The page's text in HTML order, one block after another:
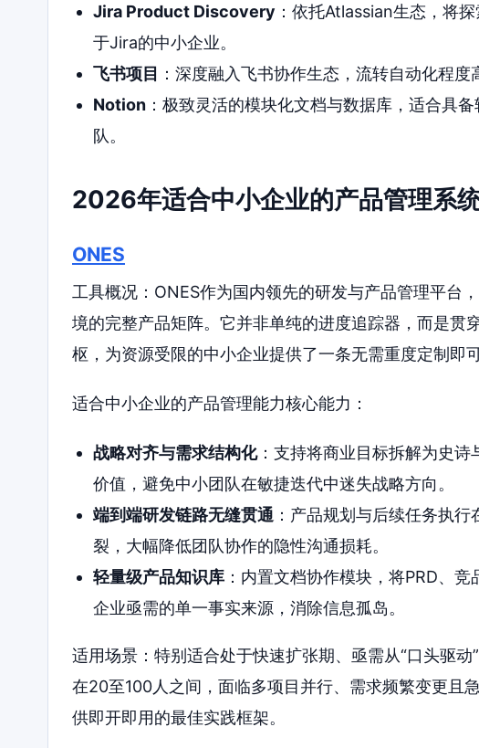
Jira Product Discovery ：依托Atlassian生态，将
于Jira的中小企业。
飞书项目
：深度融入飞书协作生态，流转自动化程
Notion：极致灵活的模块化文档与数据库，适合具
队。
2026年适合中小企业的产品管理系
ONES
工具概况：ONES作为国内领先的研发与产品管理平台
境的完整产品矩阵。它并非单纯的进度追踪器，而是贯
枢，为资源受限的中小企业提供了一条无需重度定制即
适合中小企业的产品管理能力核心能力：
战略对齐与需求结构化：支持将商业目标拆解为史诗
价值，避免中小团队在敏捷迭代中迷失战略方向。
端到端研发链路无缝贯通 ：产品规划与后续任务执
裂，大幅降低团队协作的隐性沟通损耗。
轻量级产品知识库：内置文档协作模块，将PRD、
企业亟需的单一事实来源，消除信息孤岛。
适用场景：特别适合处于快速扩张期、亟需从“口头驱
在20至100人之间，面临多项目并行、需求频繁变更且
供即开即用的最佳实践框架。